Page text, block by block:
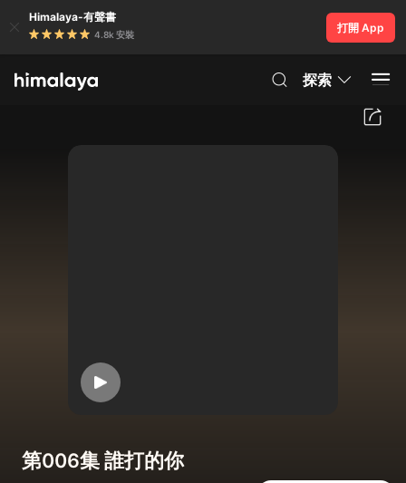
Himalaya-有聲書
4.8k 安裝
打開 App
探索
第006集 誰打的你